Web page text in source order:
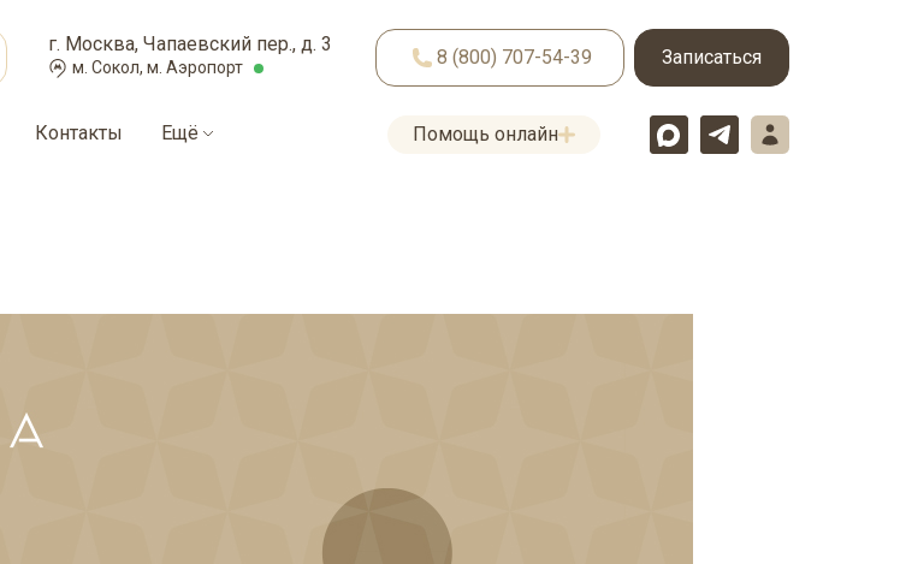
Записаться
8 (800) 707-54-39
Ещё
Контакты Помощь онлайн
м. Сокол, м. Аэропорт
г. Москва, Чапаевский пер., д. 3